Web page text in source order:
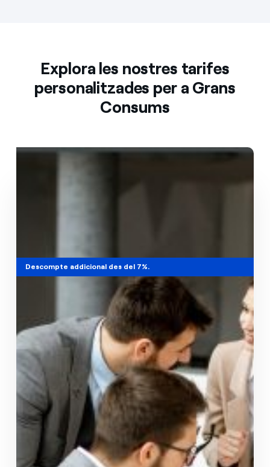
Explora les nostres tarifes
personalitzades per a Grans
Consums
Descompte addicional des del 7%.
Adaptada als teus horaris de consum
Open Grans Consums
Descomptes en la llum segons les teves hores de
major consum.
Per a tarifes d'accés 2.0TD, 3.0TD i 6.1TD.
Modalitats: Plana, Dia, Laboral, Cap de Setmana i
Nit.
Rep la teva oferta personalitzada.